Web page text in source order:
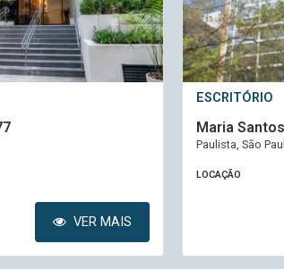
VER MAIS
ESCRITÓRIO
Maria Santos
Paulista, São
LOCAÇÃO